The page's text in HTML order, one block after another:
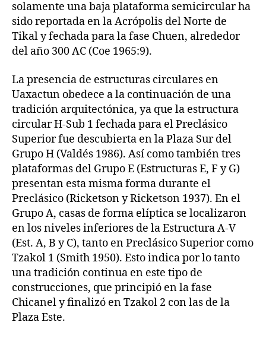
solamente una baja plataforma semicircular ha
sido reportada en la Acrópolis del Norte de
Tikal y fechada para la fase Chuen, alrededor
del año 300 AC (Coe 1965:9).
La presencia de estructuras circulares en
Uaxactun obedece a la continuación de una
tradición arquitectónica, ya que la estructura
circular H-Sub 1 fechada para el Preclásico
Superior fue descubierta en la Plaza Sur del
Grupo H (Valdés 1986). Así como también tres
plataformas del Grupo E (Estructuras E, F y G)
presentan esta misma forma durante el
Preclásico (Ricketson y Ricketson 1937). En el
Grupo A, casas de forma elíptica se localizaron
en los niveles inferiores de la Estructura A-V
(Est. A, B y C), tanto en Preclásico Superior como
Tzakol 1 (Smith 1950). Esto indica por lo tanto
una tradición continua en este tipo de
construcciones, que principió en la fase
Chicanel y finalizó en Tzakol 2 con las de la
Plaza Este.